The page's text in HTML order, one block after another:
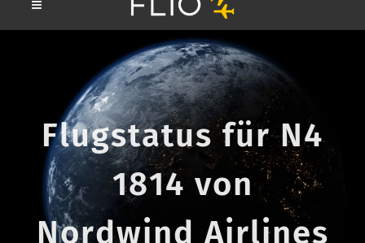
Flugstatus für N4
1814 von
Nordwind Airlines